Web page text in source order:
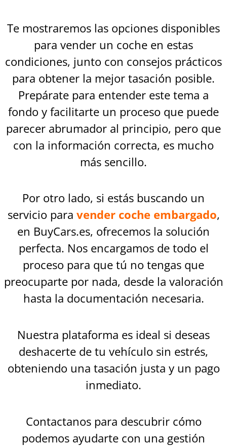
Te mostraremos las opciones disponibles
para vender un coche en estas
condiciones, junto con consejos prácticos
para obtener la mejor tasación posible.
Prepárate para entender este tema a
fondo y facilitarte un proceso que puede
parecer abrumador al principio, pero que
con la información correcta, es mucho
más sencillo.
Por otro lado, si estás buscando un
servicio para vender coche embargado,
en BuyCars.es, ofrecemos la solución
perfecta. Nos encargamos de todo el
proceso para que tú no tengas que
preocuparte por nada, desde la valoración
hasta la documentación necesaria.
Nuestra plataforma es ideal si deseas
deshacerte de tu vehículo sin estrés,
obteniendo una tasación justa y un pago
inmediato.
Contactanos para descubrir cómo
podemos ayudarte con una gestión